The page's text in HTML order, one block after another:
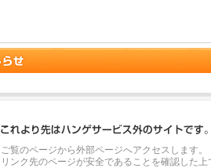
ご覧のページから外部ページへアクセスします。
リンク先のページが安全であることを確認した